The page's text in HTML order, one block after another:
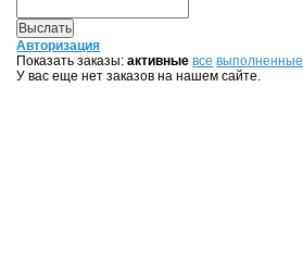
Авторизация
Показать заказы: активные все выполненные
У вас еще нет заказов на нашем сайте.